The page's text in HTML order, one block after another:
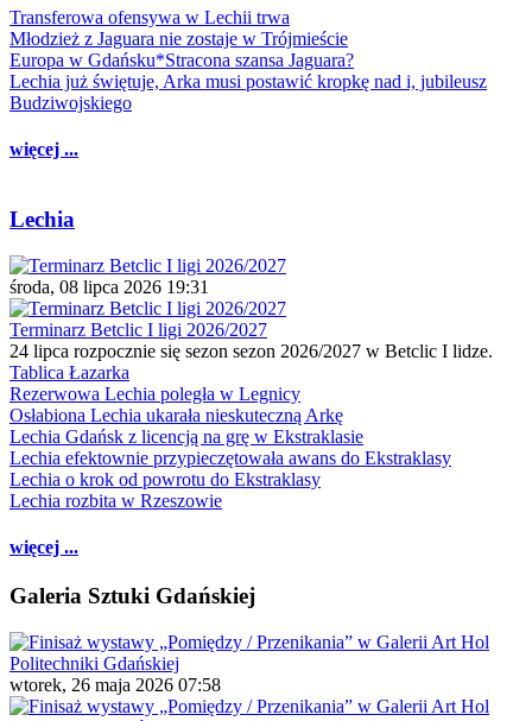
Transferowa ofensywa w Lechii trwa
Młodzież z Jaguara nie zostaje w Trójmieście
Europa w Gdańsku*Stracona szansa Jaguara?
Lechia już świętuje, Arka musi postawić kropkę nad i, jubileusz
Budziwojskiego
więcej ...
Lechia
środa, 08 lipca 2026 19:31
Terminarz Betclic I ligi 2026/2027
24 lipca rozpocznie się sezon sezon 2026/2027 w Betclic I lidze.
Tablica Łazarka
Rezerwowa Lechia poległa w Legnicy
Osłabiona Lechia ukarała nieskuteczną Arkę
Lechia Gdańsk z licencją na grę w Ekstraklasie
Lechia efektownie przypieczętowała awans do Ekstraklasy
Lechia o krok od powrotu do Ekstraklasy
Lechia rozbita w Rzeszowie
więcej ...
Galeria Sztuki Gdańskiej
wtorek, 26 maja 2026 07:58